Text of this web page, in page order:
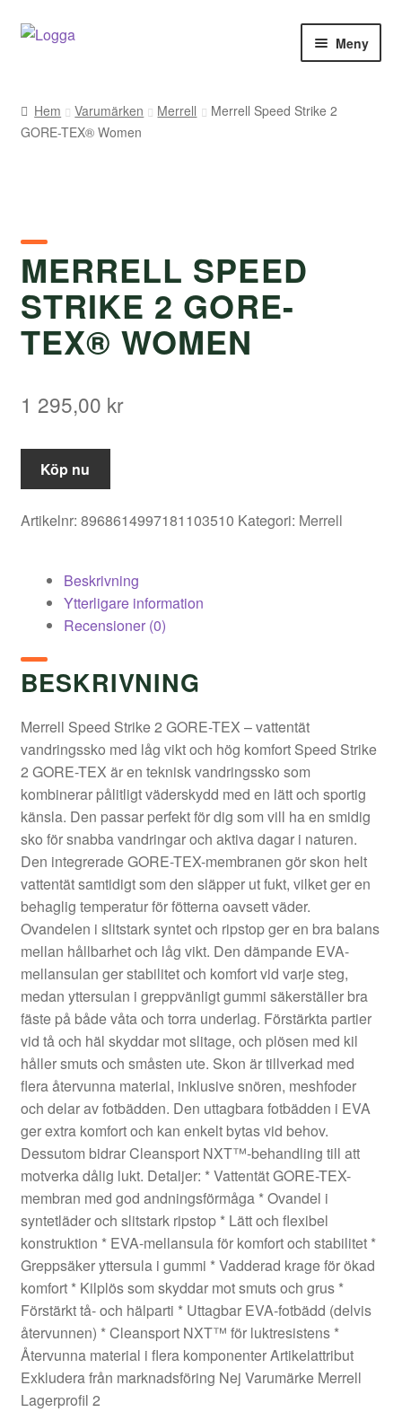
Hoppa
Hoppa
Meny
Kontakt
Varumärken
Väljare
Hem Varumärken Merrell
Merrell Speed Strike 2
GORE-TEX® Women
MERRELL SPEED
STRIKE 2 GORE-
TEX® WOMEN
1 295,00 kr
Köp nu
Artikelnr: 8968614997181103510 Kategori: Merrell
Beskrivning
Ytterligare information
Recensioner (0)
BESKRIVNING
Merrell Speed Strike 2 GORE-TEX – vattentät
vandringssko med låg vikt och hög komfort Speed Strike
2 GORE-TEX är en teknisk vandringssko som
kombinerar pålitligt väderskydd med en lätt och sportig
känsla. Den passar perfekt för dig som vill ha en smidig
sko för snabba vandringar och aktiva dagar i naturen.
Den integrerade GORE-TEX-membranen gör skon helt
vattentät samtidigt som den släpper ut fukt, vilket ger en
behaglig temperatur för fötterna oavsett väder.
Ovandelen i slitstark syntet och ripstop ger en bra balans
mellan hållbarhet och låg vikt. Den dämpande EVA-
mellansulan ger stabilitet och komfort vid varje steg,
medan yttersulan i greppvänligt gummi säkerställer bra
fäste på både våta och torra underlag. Förstärkta partier
vid tå och häl skyddar mot slitage, och plösen med kil
håller smuts och småsten ute. Skon är tillverkad med
flera återvunna material, inklusive snören, meshfoder
och delar av fotbädden. Den uttagbara fotbädden i EVA
ger extra komfort och kan enkelt bytas vid behov.
Dessutom bidrar Cleansport NXT™-behandling till att
motverka dålig lukt. Detaljer: * Vattentät GORE-TEX-
membran med god andningsförmåga * Ovandel i
syntetläder och slitstark ripstop * Lätt och flexibel
konstruktion * EVA-mellansula för komfort och stabilitet *
Greppsäker yttersula i gummi * Vadderad krage för ökad
komfort * Kilplös som skyddar mot smuts och grus *
Förstärkt tå- och hälparti * Uttagbar EVA-fotbädd (delvis
återvunnen) * Cleansport NXT™ för luktresistens *
Återvunna material i flera komponenter Artikelattribut
Exkludera från marknadsföring Nej Varumärke Merrell
Lagerprofil 2